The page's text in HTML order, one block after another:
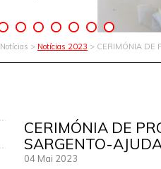
Notícias > Notícias 2023 > CERIMÓNIA DE
CERIMÓNIA DE
SARGENTO-
04 Mai 2023